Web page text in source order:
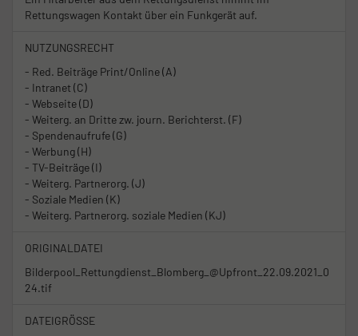
Rettungswagen Kontakt über ein Funkgerät auf.
NUTZUNGSRECHT
- Red. Beiträge Print/Online (A)
- Intranet (C)
- Webseite (D)
- Weiterg. an Dritte zw. journ. Berichterst. (F)
- Spendenaufrufe (G)
- Werbung (H)
- TV-Beiträge (I)
- Weiterg. Partnerorg. (J)
- Soziale Medien (K)
- Weiterg. Partnerorg. soziale Medien (KJ)
ORIGINALDATEI
Bilderpool_Rettungdienst_Blomberg_@Upfront_22.09.2021_0
24.tif
DATEIGRÖSSE